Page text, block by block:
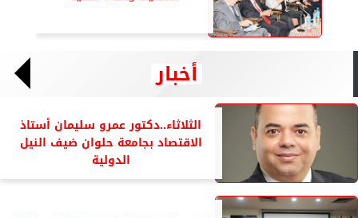
أخبار
الثلاثاء..دكتور عمرو سليمان أستاذ
الاقتصاد بجامعة حلوان ضيف النيل
الدولية